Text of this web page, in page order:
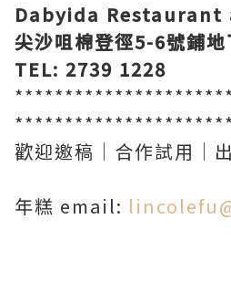
Dabyida Restaurant
尖沙咀棉登徑5-6號鋪地
TEL: 2739 1228
歡迎邀稿│合作試用│
年糕 email: